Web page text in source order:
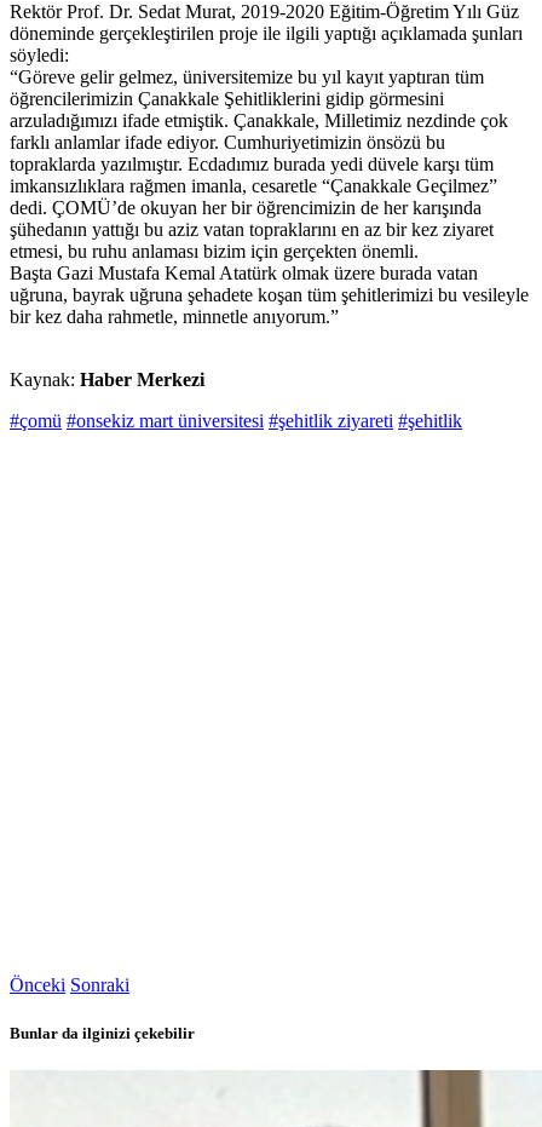
Rektör Prof. Dr. Sedat Murat, 2019-2020 Eğitim-Öğretim Yılı Güz
döneminde gerçekleştirilen proje ile ilgili yaptığı açıklamada şunları
söyledi:
“Göreve gelir gelmez, üniversitemize bu yıl kayıt yaptıran tüm
öğrencilerimizin Çanakkale Şehitliklerini gidip görmesini
arzuladığımızı ifade etmiştik. Çanakkale, Milletimiz nezdinde çok
farklı anlamlar ifade ediyor. Cumhuriyetimizin önsözü bu
topraklarda yazılmıştır. Ecdadımız burada yedi düvele karşı tüm
imkansızlıklara rağmen imanla, cesaretle “Çanakkale Geçilmez”
dedi. ÇOMÜ’de okuyan her bir öğrencimizin de her karışında
şühedanın yattığı bu aziz vatan topraklarını en az bir kez ziyaret
etmesi, bu ruhu anlaması bizim için gerçekten önemli.
Başta Gazi Mustafa Kemal Atatürk olmak üzere burada vatan
uğruna, bayrak uğruna şehadete koşan tüm şehitlerimizi bu vesileyle
bir kez daha rahmetle, minnetle anıyorum.”
Kaynak: Haber Merkezi
#çomü #onsekiz mart üniversitesi #şehitlik ziyareti #şehitlik
Önceki Sonraki
Bunlar da ilginizi çekebilir